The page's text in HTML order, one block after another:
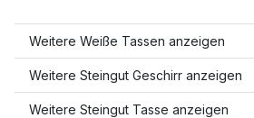
Weitere Weiße Tassen anzeigen
Weitere Steingut Geschirr anzeigen
Weitere Steingut Tasse anzeigen